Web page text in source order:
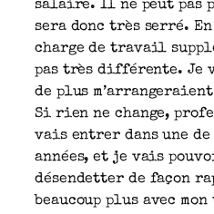
salaire. Il ne peut pas
sera donc très serré.
charge de travail
pas très différente. Je
de plus
Si rien ne change,
vais entrer dans une
années, et je vais
désendetter de façon
beaucoup plus avec